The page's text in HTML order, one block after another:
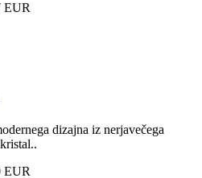
EUR
dizajna iz nerjavečega
EUR